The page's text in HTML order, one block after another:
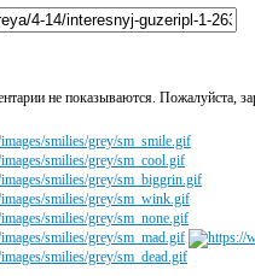
не показываются. Пожалуйста,